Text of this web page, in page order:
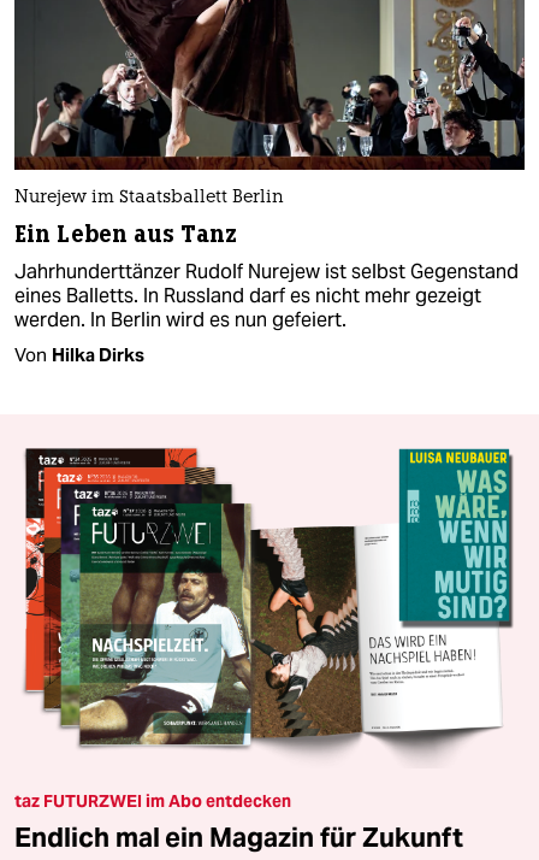
Nurejew im Staatsballett Berlin
Ein Leben aus Tanz
Jahrhunderttänzer Rudolf Nurejew ist selbst Gegenstand
eines Balletts. In Russland darf es nicht mehr gezeigt
werden. In Berlin wird es nun gefeiert.
Von Hilka Dirks
taz FUTURZWEI im Abo entdecken
Endlich mal ein Magazin für Zukunft